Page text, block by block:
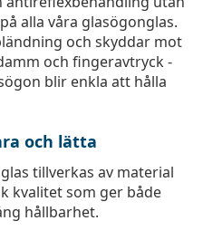
alla våra glasögonglas.
och skyddar mot
och fingeravtryck -
blir enkla att hålla
och lätta
tillverkas av material
kvalitet som ger både
hållbarhet.